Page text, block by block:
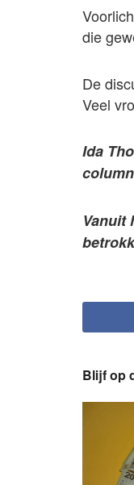
die
De
Veel
Ida
Vanuit
Blijf op